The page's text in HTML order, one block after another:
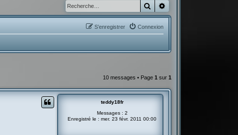
Rechercher
Connexion
S’enregistrer
10 messages • Page 1sur 1
teddy18fr
Messages : 2
Enregistré le : mer. 23 févr. 2011 00:00